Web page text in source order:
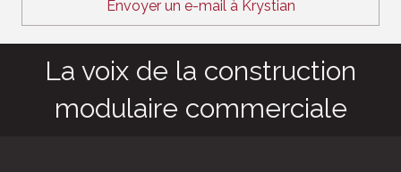
Envoyer un e-mail à Krystian
La voix de la construction
modulaire commerciale